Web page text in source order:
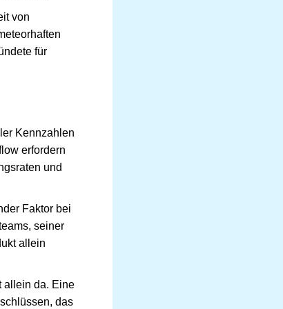
von
für
Kennzahlen
erfordern
und
Faktor bei
seiner
allein
allein da. Eine
das